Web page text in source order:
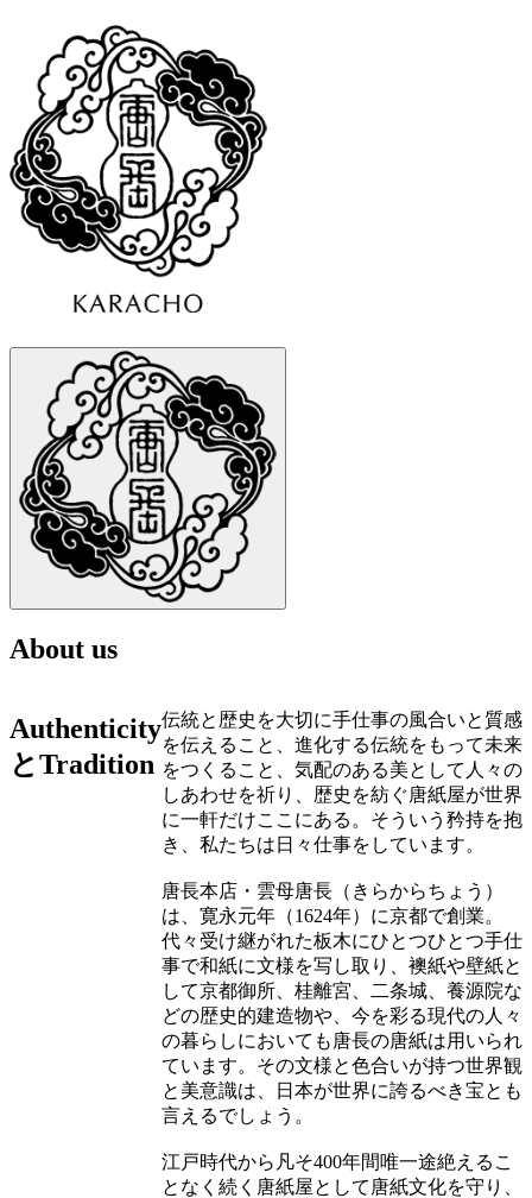
About us
Authenticity
とTradition
伝統と歴史を大切に手仕事の風合いと質感
を伝えること、進化する伝統をもって未来
をつくること、気配のある美として人々の
しあわせを祈り、歴史を紡ぐ唐紙屋が世界
に一軒だけここにある。そういう矜持を抱
き、私たちは日々仕事をしています。
唐長本店・雲母唐長（きらからちょう）
は、寛永元年（1624年）に京都で創業。
代々受け継がれた板木にひとつひとつ手仕
事で和紙に文様を写し取り、襖紙や壁紙と
して京都御所、桂離宮、二条城、養源院な
どの歴史的建造物や、今を彩る現代の人々
の暮らしにおいても唐長の唐紙は用いられ
ています。その文様と色合いが持つ世界観
と美意識は、日本が世界に誇るべき宝とも
言えるでしょう。
江戸時代から凡そ400年間唯一途絶えるこ
となく続く唐紙屋として唐紙文化を守り、